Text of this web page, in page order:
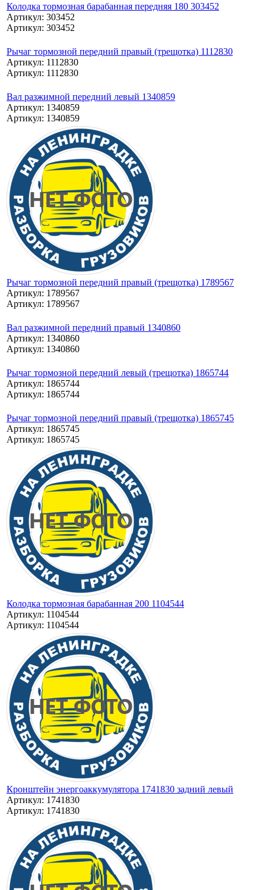
Колодка тормозная барабанная передняя 180 303452
Артикул: 303452
Артикул: 303452
Рычаг тормозной передний правый (трещотка) 1112830
Артикул: 1112830
Артикул: 1112830
Вал разжимной передний левый 1340859
Артикул: 1340859
Артикул: 1340859
Рычаг тормозной передний правый (трещотка) 1789567
Артикул: 1789567
Артикул: 1789567
Вал разжимной передний правый 1340860
Артикул: 1340860
Артикул: 1340860
Рычаг тормозной передний левый (трещотка) 1865744
Артикул: 1865744
Артикул: 1865744
Рычаг тормозной передний правый (трещотка) 1865745
Артикул: 1865745
Артикул: 1865745
Колодка тормозная барабанная 200 1104544
Артикул: 1104544
Артикул: 1104544
Кронштейн энергоаккумулятора 1741830 задний левый
Артикул: 1741830
Артикул: 1741830